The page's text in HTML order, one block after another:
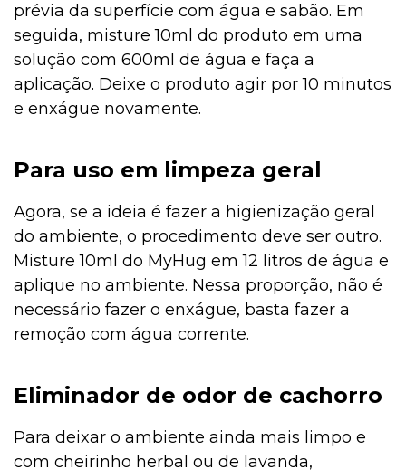
prévia da superfície com água e sabão. Em
seguida, misture 10ml do produto em uma
solução com 600ml de água e faça a
aplicação. Deixe o produto agir por 10 minutos
e enxágue novamente.
Para uso em limpeza geral
Agora, se a ideia é fazer a higienização geral
do ambiente, o procedimento deve ser outro.
Misture 10ml do MyHug em 12 litros de água e
aplique no ambiente. Nessa proporção, não é
necessário fazer o enxágue, basta fazer a
remoção com água corrente.
Eliminador de odor de cachorro
Para deixar o ambiente ainda mais limpo e
com cheirinho herbal ou de lavanda,